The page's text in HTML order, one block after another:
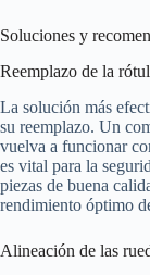
Soluciones y
Reemplazo de la
La solución más
su reemplazo. Un
vuelva a funcionar
es vital para la
piezas de buena
rendimiento óptimo
Alineación de las